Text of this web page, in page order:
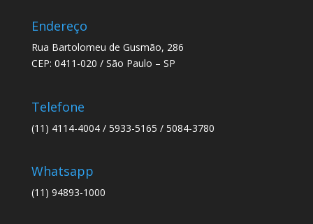
Endereço
Rua Bartolomeu de Gusmão, 286
CEP: 0411-020 / São Paulo – SP
Telefone
(11) 4114-4004 / 5933-5165 / 5084-3780
Whatsapp
(11) 94893-1000